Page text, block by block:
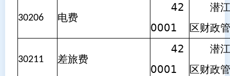
30206 电费
42
0001
潜江
区财政
30211 差旅费
42
0001
潜江
区财政